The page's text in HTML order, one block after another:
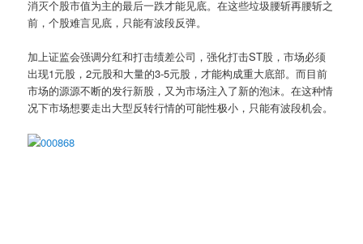
消灭个股市值为主的最后一跌才能见底。在这些垃圾腰斩再腰斩之
前，个股难言见底，只能有波段反弹。
加上证监会强调分红和打击绩差公司，强化打击ST股，市场必须
出现1元股，2元股和大量的3-5元股，才能构成重大底部。而目前
市场的源源不断的发行新股，又为市场注入了新的泡沫。在这种情
况下市场想要走出大型反转行情的可能性极小，只能有波段机会。